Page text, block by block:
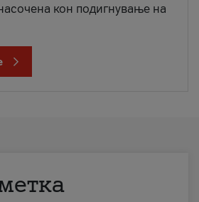
кон подигнување на